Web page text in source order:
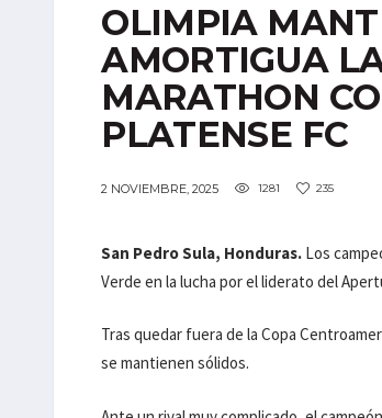
OLIMPIA
AMORTIGUA
MARATHON
PLATENSE FC
2 NOVIEMBRE, 2025 1281 235
San Pedro Sula, Honduras. Los
Verde en la lucha por el liderato del
Tras quedar fuera de la Copa
se mantienen sólidos.